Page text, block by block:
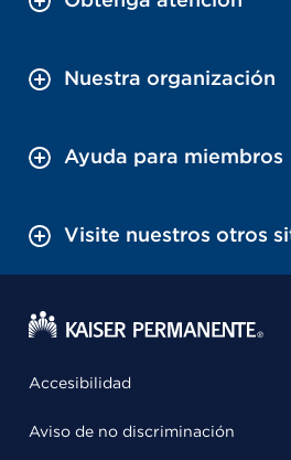
Nuestra organización
Ayuda para miembros
Visite nuestros otros
Accesibilidad
Aviso de no discriminación